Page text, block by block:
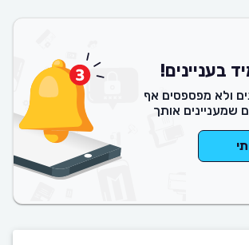
בעניינים!
ולא מפספסים אף
שמעניינים אותך